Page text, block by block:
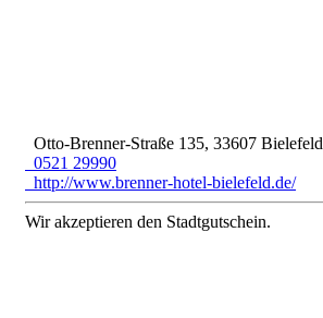
Otto-Brenner-Straße 135, 33607 Bielefeld
0521 29990
http://www.brenner-hotel-bielefeld.de/
Wir akzeptieren den Stadtgutschein.